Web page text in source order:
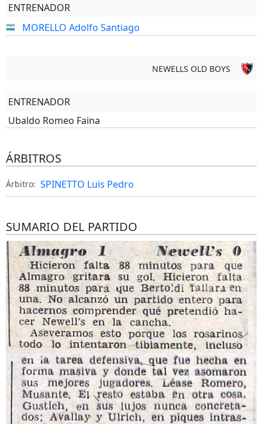
ENTRENADOR
MORELLO Adolfo Santiago
NEWELLS OLD BOYS
ENTRENADOR
Ubaldo Romeo Faina
ÁRBITROS
Árbitro: SPINETTO Luis Pedro
SUMARIO DEL PARTIDO